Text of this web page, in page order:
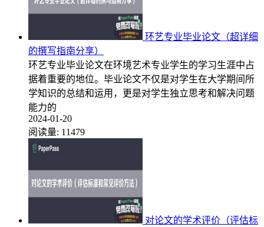
环艺专业毕业论文（超详细
的撰写指南分享）
环艺专业毕业论文在环境艺术专业学生的学习生涯中占
据着重要的地位。毕业论文不仅是对学生在大学期间所
学知识的总结和运用，更是对学生独立思考和解决问题
能力的
2024-01-20
阅读量: 11479
对论文的学术评价（评估标